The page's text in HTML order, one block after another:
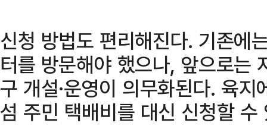
신청 방법도 편리해진다. 기존에
터를 방문해야 했으나, 앞으로는
구 개설·운영이 의무화된다. 육
섬 주민 택배비를 대신 신청할 수